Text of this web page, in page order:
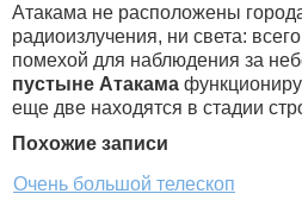
Атакама не расположены
радиоизлучения, ни света:
помехой для наблюдения за
пустыне Атакама
еще две находятся в стадии
Похожие записи
Очень большой телескоп